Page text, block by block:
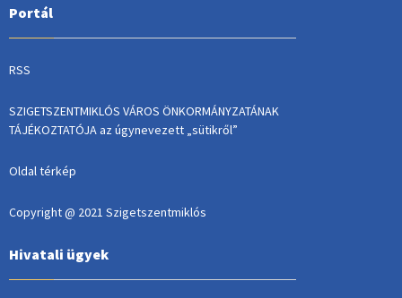
Portál
RSS
SZIGETSZENTMIKLÓS VÁROS ÖNKORMÁNYZATÁNAK
TÁJÉKOZTATÓJA az úgynevezett „sütikről”
Oldal térkép
Copyright @ 2021 Szigetszentmiklós
Hivatali ügyek